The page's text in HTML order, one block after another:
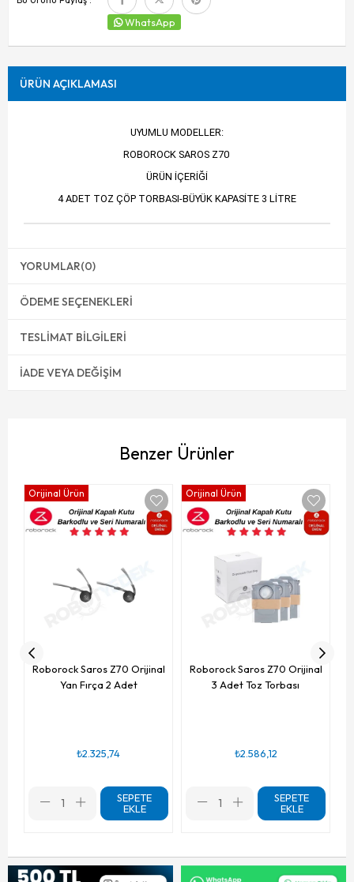
WhatsApp
ÜRÜN AÇIKLAMASI
UYUMLU MODELLER:
ROBOROCK SAROS Z70
ÜRÜN İÇERİĞİ
4 ADET TOZ ÇÖP TORBASI-BÜYÜK KAPASİTE 3 LİTRE
YORUMLAR(0)
ÖDEME SEÇENEKLERI
TESLIMAT BILGILERI
İADE VEYA DEĞIŞIM
Benzer Ürünler
Roborock Saros Z70 Orijinal
Yan Fırça 2 Adet
₺2.325,74
SEPETE
EKLE
Orijinal Ürün
Roborock Saros Z70 Orijinal
3 Adet Toz Torbası
₺2.586,12
SEPETE
EKLE
Orijinal Ürün